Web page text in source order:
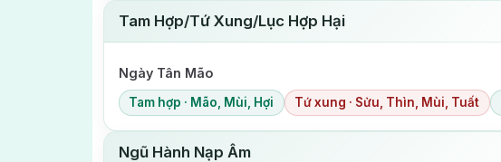
Tam Hợp/Tứ Xung/Lục Hợp Hại
Ngày Tân Mão
Tam hợp · Mão, Mùi, Hợi Tứ xung · Sửu, Thìn, Mùi, Tuất
Ngũ Hành Nạp Âm